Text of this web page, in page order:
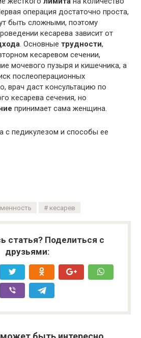
операция достаточно проста,
быть сложными, поэтому
кесарева зависит от
. Основные трудности,
кесаревом сечении,
мочевого пузыря и кишечника, а
послеоперационных
врач даст консультацию по
кесарева сечения, но
принимает сама женщина.
с педикулезом и способы ее
кесарев
статья? Поделиться с
друзьями: